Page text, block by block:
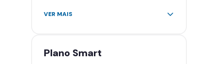
Acesso ilimitado a +2.000
Cadeira de massagem
VER MAIS
Plano Smart